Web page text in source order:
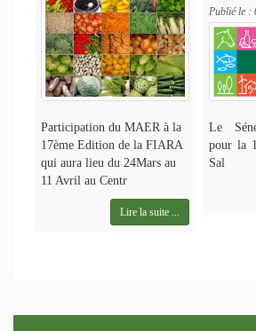
Participation du MAER à la
17ème Edition de la FIARA
qui aura lieu du 24Mars au
11 Avril au Centr
Lire la suite ...
Publié le :
Le
pour la
Sal